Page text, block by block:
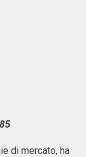
di mercato, ha